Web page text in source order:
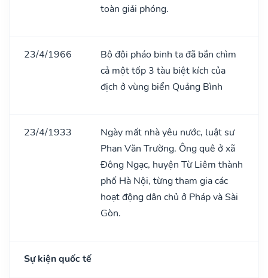
toàn giải phóng.
23/4/1966
Bộ đội pháo binh ta đã bắn chìm
cả một tốp 3 tàu biệt kích của
địch ở vùng biển Quảng Bình
23/4/1933
Ngày mất nhà yêu nước, luật sư
Phan Văn Trường. Ông quê ở xã
Đông Ngạc, huyện Từ Liêm thành
phố Hà Nội, từng tham gia các
hoạt động dân chủ ở Pháp và Sài
Gòn.
Sự kiện quốc tế